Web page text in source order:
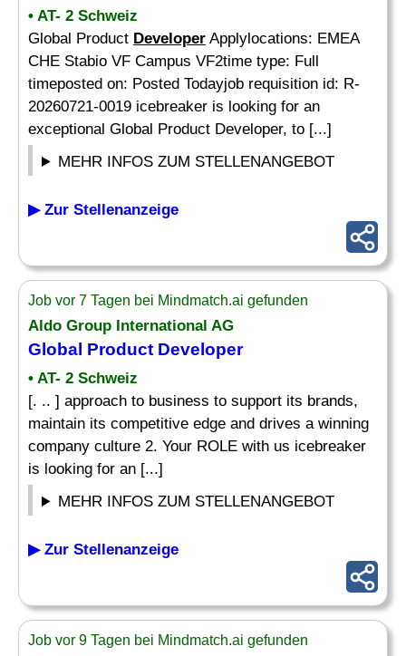
• AT- 2 Schweiz
Global Product Developer Applylocations: EMEA
CHE Stabio VF Campus VF2time type: Full
timeposted on: Posted Todayjob requisition id: R-
20260721-0019 icebreaker is looking for an
exceptional Global Product Developer, to [...]
MEHR INFOS ZUM STELLENANGEBOT
▶ Zur Stellenanzeige
Job vor 7 Tagen bei Mindmatch.ai gefunden
Aldo Group International AG
Global Product Developer
• AT- 2 Schweiz
[. .. ] approach to business to support its brands,
maintain its competitive edge and drives a winning
company culture 2. Your ROLE with us icebreaker
is looking for an [...]
MEHR INFOS ZUM STELLENANGEBOT
▶ Zur Stellenanzeige
Job vor 9 Tagen bei Mindmatch.ai gefunden